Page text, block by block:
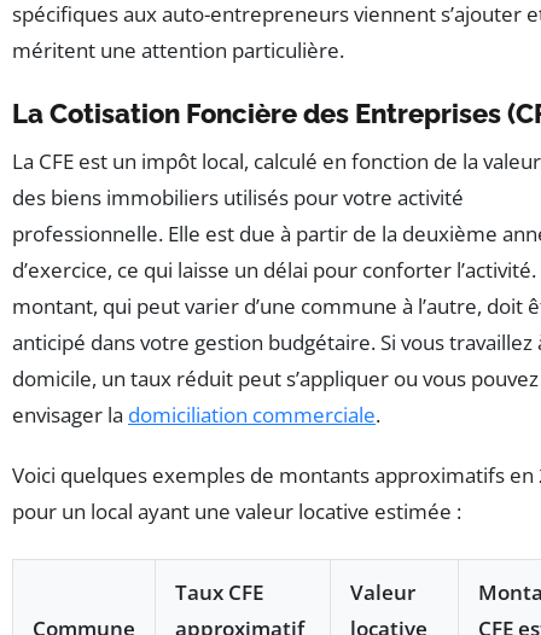
spécifiques aux auto-entrepreneurs viennent s’ajouter
méritent une attention particulière.
La Cotisation Foncière des Entreprises
La CFE est un impôt local, calculé en fonction de la
des biens immobiliers utilisés pour votre activité
professionnelle. Elle est due à partir de la deuxième
d’exercice, ce qui laisse un délai pour conforter l’activité.
montant, qui peut varier d’une commune à l’autre, doit
anticipé dans votre gestion budgétaire. Si vous travaillez
domicile, un taux réduit peut s’appliquer ou vous pouvez
envisager la domiciliation commerciale.
Voici quelques exemples de montants approximatifs en
pour un local ayant une valeur locative estimée :
Commune
Taux CFE
approximatif
Valeur
locative
CFE